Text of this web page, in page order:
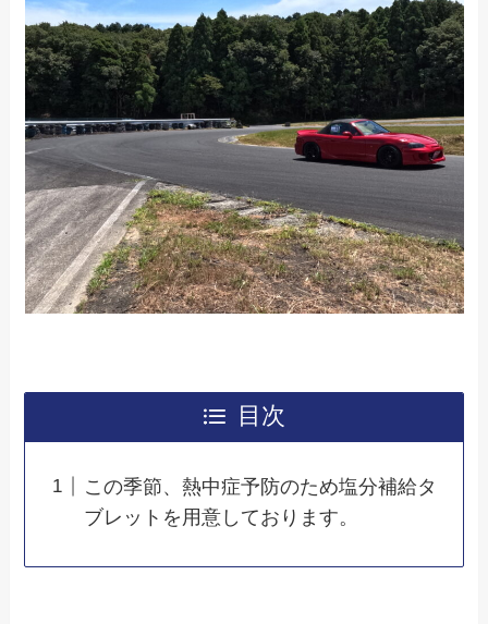
目次
この季節、熱中症予防のため塩分補給タ
ブレットを用意しております。